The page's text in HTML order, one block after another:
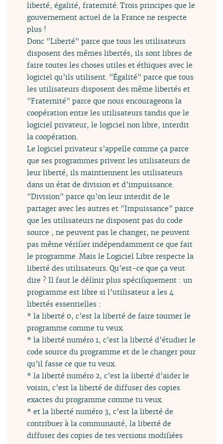
liberté, égalité, fraternité. Trois principes que le
gouvernement actuel de la France ne respecte
plus !
Donc "Liberté" parce que tous les utilisateurs
disposent des mêmes libertés, ils sont libres de
faire toutes les choses utiles et éthiques avec le
logiciel qu’ils utilisent. "Égalité" parce que tous
les utilisateurs disposent des même libertés et
"Fraternité" parce que nous encourageons la
coopération entre les utilisateurs tandis que le
logiciel privateur, le logiciel non libre, interdit
la coopération.
Le logiciel privateur s’appelle comme ça parce
que ses programmes privent les utilisateurs de
leur liberté, ils maintiennent les utilisateurs
dans un état de division et d’impuissance.
"Division" parce qu’on leur interdit de le
partager avec les autres et "Impuissance" parce
que les utilisateurs ne disposent pas du code
source , ne peuvent pas le changer, ne peuvent
pas même vérifier indépendamment ce que fait
le programme. Mais le Logiciel Libre respecte la
liberté des utilisateurs. Qu’est-ce que ça veut
dire ? Il faut le définir plus spécifiquement : un
programme est libre si l’utilisateur a les 4
libertés essentielles :
* la liberté 0, c’est la liberté de faire tourner le
programme comme tu veux.
* la liberté numéro 1, c’est la liberté d’étudier le
code source du programme et de le changer pour
qu’il fasse ce que tu veux.
* la liberté numéro 2, c’est la liberté d’aider le
voisin, c’est la liberté de diffuser des copies
exactes du programme comme tu veux.
* et la liberté numéro 3, c’est la liberté de
contribuer à la communauté, la liberté de
diffuser des copies de tes versions modifiées